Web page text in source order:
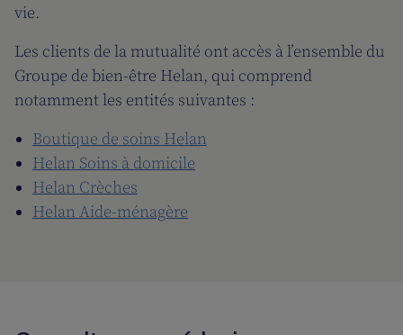
vie.
Les clients de la mutualité ont accès à l’ensemble du
Groupe de bien-être Helan, qui comprend
notamment les entités suivantes :
Boutique de soins Helan
Helan Soins à domicile
Helan Crèches
Helan Aide-ménagère